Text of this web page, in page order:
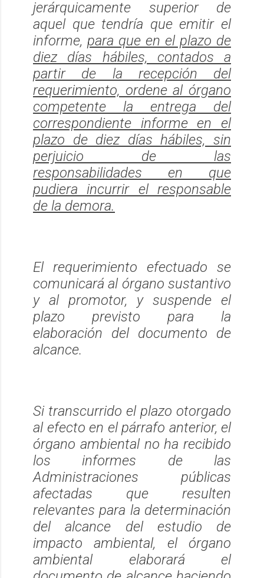
jerárquicamente superior de
aquel que tendría que emitir el
informe, para que en el plazo de
diez días hábiles, contados a
partir de la recepción del
requerimiento, ordene al órgano
competente la entrega del
correspondiente informe en el
plazo de diez días hábiles, sin
perjuicio de las
responsabilidades en que
pudiera incurrir el responsable
de la demora.
El requerimiento efectuado se
comunicará al órgano sustantivo
y al promotor, y suspende el
plazo previsto para la
elaboración del documento de
alcance.
Si transcurrido el plazo otorgado
al efecto en el párrafo anterior, el
órgano ambiental no ha recibido
los informes de las
Administraciones públicas
afectadas que resulten
relevantes para la determinación
del alcance del estudio de
impacto ambiental, el órgano
ambiental elaborará el